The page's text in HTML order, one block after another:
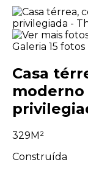
Galeria 15 fotos
Casa
moderno
329M²
Construída